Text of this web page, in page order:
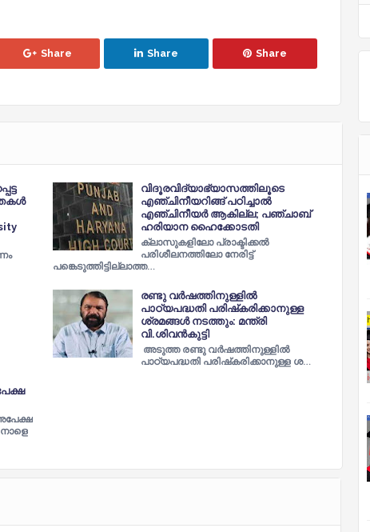
Share Share Share
വിദൂരവിദ്യാഭ്യാസത്തിലൂടെ
എഞ്ചിനീയറിങ്ങ് പഠിച്ചാൽ
എഞ്ചിനീയർ ആകില്ല; പഞ്ചാബ്
ഹരിയാന ഹൈക്കോടതി
ക്ലാസുകളിലോ പ്രാക്ടിക്കൽ
പരിശീലനത്തിലോ നേരിട്ട്
പങ്കെടുത്തിട്ടില്ലാത്ത…
രണ്ടു വര്‍ഷത്തിനുള്ളില്‍
പാഠ്യപദ്ധതി പരിഷ്‌കരിക്കാനുള്ള
ശ്രമങ്ങള്‍ നടത്തും: മന്ത്രി
വി.ശിവന്‍കുട്ടി
അടുത്ത രണ്ടു വര്‍ഷത്തിനുള്ളില്‍
പാഠ്യപദ്ധതി പരിഷ്‌കരിക്കാനുള്ള ശ…